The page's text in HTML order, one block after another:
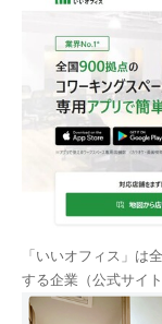
「いいオフィス」は
する企業（公式サイト